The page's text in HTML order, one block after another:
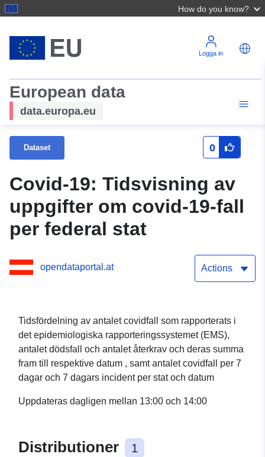
How do you know?
Logga in
European data
data.europa.eu
Dataset 0
Covid-19: Tidsvisning av
uppgifter om covid-19-fall
per federal stat
opendataportal.at Actions
Tidsfördelning av antalet covidfall som rapporterats i
det epidemiologiska rapporteringssystemet (EMS),
antalet dödsfall och antalet återkrav och deras summa
fram till respektive datum , samt antalet covidfall per 7
dagar och 7 dagars incident per stat och datum
Uppdateras dagligen mellan 13:00 och 14:00
Distributioner 1